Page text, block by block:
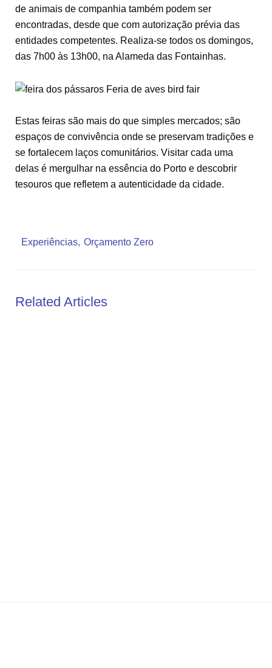
de animais de companhia também podem ser
encontradas, desde que com autorização prévia das
entidades competentes. Realiza-se todos os domingos,
das 7h00 às 13h00, na Alameda das Fontainhas.
Estas feiras são mais do que simples mercados; são
espaços de convivência onde se preservam tradições e
se fortalecem laços comunitários. Visitar cada uma
delas é mergulhar na essência do Porto e descobrir
tesouros que refletem a autenticidade da cidade.
Experiências Orçamento Zero
Related Articles